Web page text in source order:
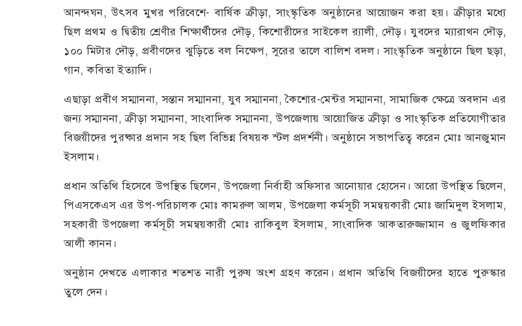
আনন্দঘন, উৎসব মুখর পরিবেশে- বার্ষিক ক্রীড়া, সাংস্কৃতিক অনুষ্ঠানের আয়োজন করা হয়। ক্রীড়ার মধ্যে
ছিল প্রথম ও দ্বিতীয় শ্রেণীর শিক্ষার্থীদের দৌড়, কিশোরীদের সাইকেল র‍্যালী, দৌড়। যুবদের ম্যারাথন দৌড়,
১০০ মিটার দৌড়, প্রবীণদের ঝুড়িতে বল নিক্ষেপ, সুরের তালে বালিশ বদল। সাংস্কৃতিক অনুষ্ঠানে ছিল ছড়া,
গান, কবিতা ইত্যাদি।
এছাড়া প্রবীণ সম্মাননা, সন্তান সম্মাননা, যুব সম্মাননা, কৈশোর-মেন্টর সম্মাননা, সামাজিক ক্ষেত্রে অবদান এর
জন্য সম্মাননা, ক্রীড়া সম্মাননা, সাংবাদিক সম্মাননা, উপজেলায় আয়োজিত ক্রীড়া ও সাংস্কৃতিক প্রতিযোগীতার
বিজয়ীদের পুরষ্কার প্রদান সহ ছিল বিভিন্ন বিষয়ক স্টল প্রদর্শনী। অনুষ্ঠানে সভাপতিত্ব করেন মোঃ আনজুমান
ইসলাম।
প্রধান অতিথি হিসেবে উপস্থিত ছিলেন, উপজেলা নির্বাহী অফিসার আনোয়ার হোসেন। আরো উপস্থিত ছিলেন,
পিএসকেএস এর উপ-পরিচালক মোঃ কামরুল আলম, উপজেলা কর্মসূচী সমন্বয়কারী মোঃ জামিদুল ইসলাম,
সহকারী উপজেলা কর্মসূচী সমন্বয়কারী মোঃ রাকিবুল ইসলাম, সাংবাদিক আকতারুজ্জামান ও জুলফিকার
আলী কানন।
অনুষ্ঠান দেখতে এলাকার শতশত নারী পুরুষ অংশ গ্রহণ করেন। প্রধান অতিথি বিজয়ীদের হাতে পুরুস্কার
তুলে দেন।